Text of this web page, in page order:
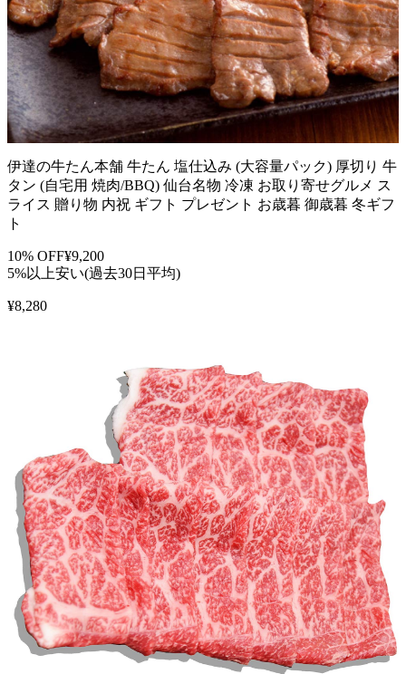
伊達の牛たん本舗 牛たん 塩仕込み (大容量パック) 厚切り 牛
タン (自宅用 焼肉/BBQ) 仙台名物 冷凍 お取り寄せグルメ ス
ライス 贈り物 内祝 ギフト プレゼント お歳暮 御歳暮 冬ギフ
ト
10% OFF¥9,200
5%以上安い(過去30日平均)
¥8,280